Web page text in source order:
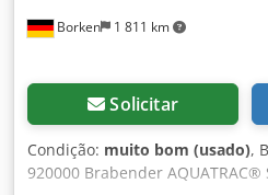
Borken 1 811 km
Solicitar
Condição: muito bom (usado),
920000 Brabender